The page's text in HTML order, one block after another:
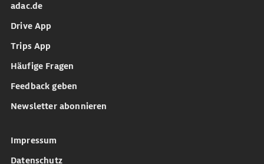
adac.de
Drive App
Trips App
Häufige Fragen
Feedback geben
Newsletter abonnieren
Impressum
Datenschutz